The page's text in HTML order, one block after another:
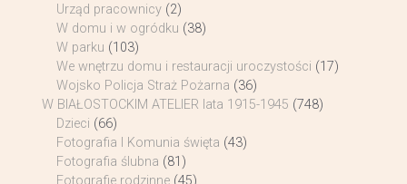
Urząd pracownicy (2)
W domu i w ogródku (38)
W parku (103)
We wnętrzu domu i restauracji uroczystości (17)
Wojsko Policja Straż Pożarna (36)
W BIAŁOSTOCKIM ATELIER lata 1915-1945 (748)
Dzieci (66)
Fotografia I Komunia święta (43)
Fotografia ślubna (81)
Fotografie rodzinne (45)